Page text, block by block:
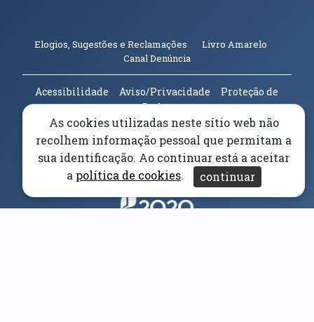
Elogios, Sugestões e Reclamações Livro Amarelo
Canal Denúncia(abre em nova janela)
Acessibilidade Aviso/Privacidade
Proteção de
Dados
Universidade da Beira Interior© 2026
Parceiros e Financiadores(abre em nova janela)
(abre em nova janela)
As cookies utilizadas neste sítio web não
recolhem informação pessoal que permitam a
sua identificação. Ao continuar está a aceitar
a política de cookies. continuar